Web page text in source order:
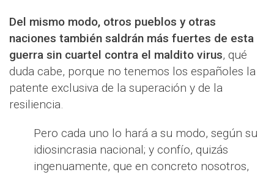
Del mismo modo, otros pueblos y otras
naciones también saldrán más fuertes de esta
guerra sin cuartel contra el maldito virus, qué
duda cabe, porque no tenemos los españoles la
patente exclusiva de la superación y de la
resiliencia.
Pero cada uno lo hará a su modo, según su
idiosincrasia nacional; y confío, quizás
ingenuamente, que en concreto nosotros,